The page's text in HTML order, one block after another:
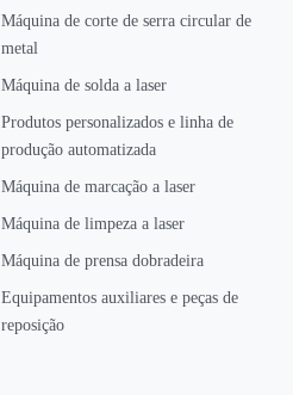
Máquina de corte de serra circular de
metal
Máquina de solda a laser
Produtos personalizados e linha de
produção automatizada
Máquina de marcação a laser
Máquina de limpeza a laser
Máquina de prensa dobradeira
Equipamentos auxiliares e peças de
reposição